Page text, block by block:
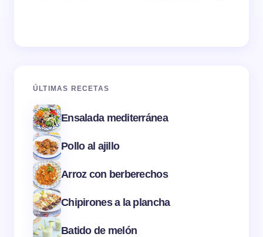
ÚLTIMAS RECETAS
Ensalada mediterránea
Pollo al ajillo
Arroz con berberechos
Chipirones a la plancha
Batido de melón